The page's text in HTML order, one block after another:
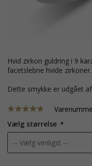
hvid zirkon guldring i 9 karat hvidguld med blank overflade og 3
facetslebne hvide zirkoner.
Dette smykke er udgået
Vælg størrelse